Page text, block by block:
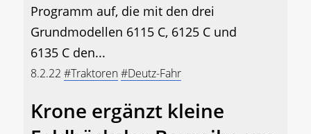
Programm auf, die mit den drei
Grundmodellen 6115 C, 6125 C und
6135 C den...
8.2.22 #Traktoren#Deutz-Fahr
Krone ergänzt kleine